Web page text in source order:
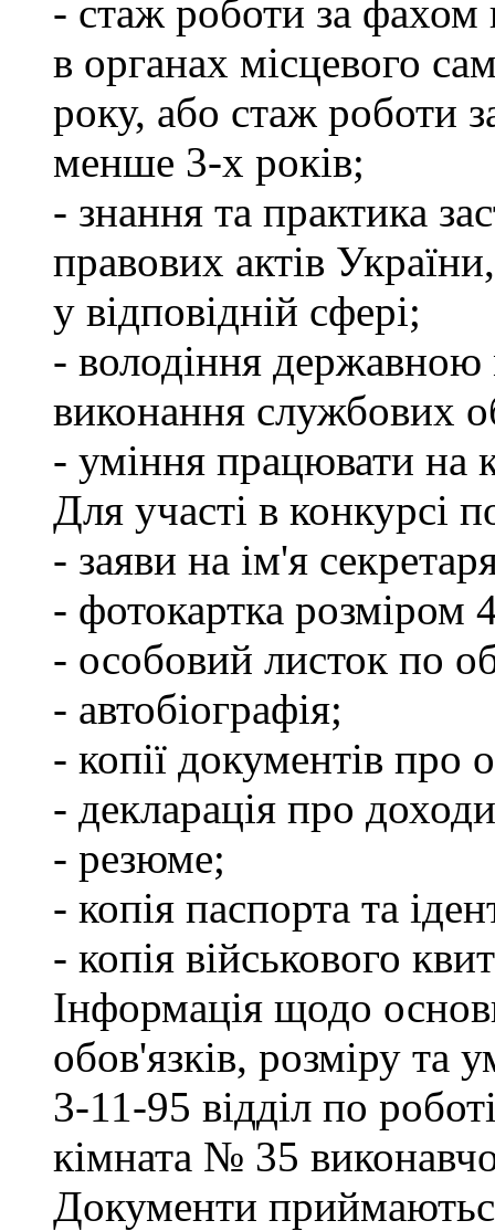
- стаж роботи за фахом
в органах місцевого
року, або стаж роботи
менше 3-х років;
- знання та практика
правових актів
у відповідній сфері;
- володіння державною
виконання службових
- уміння працювати на
Для участі в конкурсі
- заяви на ім'я
- фотокартка розміром
- особовий листок по
- автобіографія;
- копії документів про
- декларація про
- резюме;
- копія паспорта та
- копія військового
Інформація щодо
обов'язків, розміру та
3-11-95 відділ по
кімната № 35
Документи